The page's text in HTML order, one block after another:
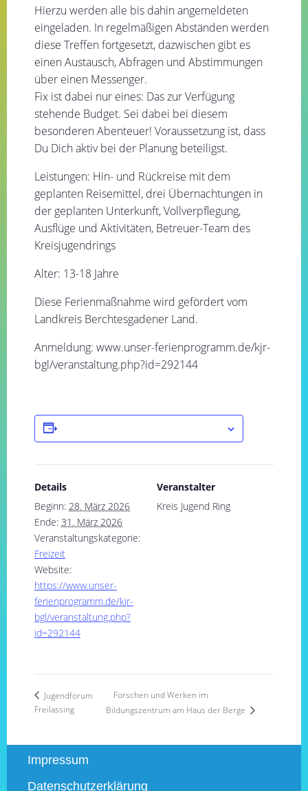
Hierzu werden alle bis dahin angemeldeten
eingeladen. In regelmäßigen Abständen werden
diese Treffen fortgesetzt, dazwischen gibt es
einen Austausch, Abfragen und Abstimmungen
über einen Messenger.
Fix ist dabei nur eines: Das zur Verfügung
stehende Budget. Sei dabei bei diesem
besonderen Abenteuer! Voraussetzung ist, dass
Du Dich aktiv bei der Planung beteiligst.
Leistungen: Hin- und Rückreise mit dem
geplanten Reisemittel, drei Übernachtungen in
der geplanten Unterkunft, Vollverpflegung,
Ausflüge und Aktivitäten, Betreuer-Team des
Kreisjugendrings
Alter: 13-18 Jahre
Diese Ferienmaßnahme wird gefördert vom
Landkreis Berchtesgadener Land.
Anmeldung: www.unser-ferienprogramm.de/kjr-
bgl/veranstaltung.php?id=292144
Details
Beginn: 28. März 2026
Ende: 31. März 2026
Veranstaltungskategorie:
Freizeit
Website:
https://www.unser-
ferienprogramm.de/kjr-
bgl/veranstaltung.php?
id=292144
Veranstalter
Kreis Jugend Ring
Jugendforum
Freilassing
Forschen und Werken im
Bildungszentrum am Haus der Berge
Impressum
Datenschutzerklärung